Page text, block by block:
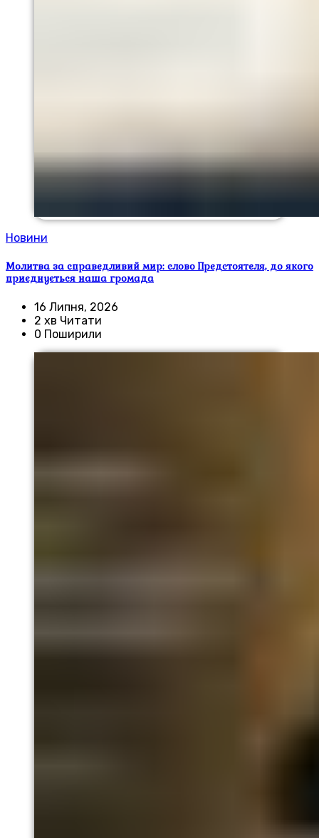
Новини
Молитва за справедливий мир: слово Предстоятеля, до якого
приєднується наша громада
16 Липня, 2026
2 хв Читати
0 Поширили